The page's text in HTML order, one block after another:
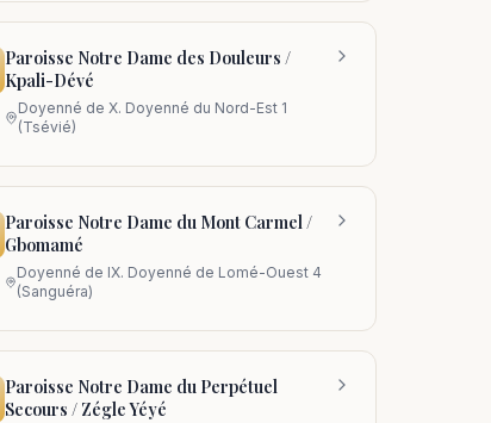
Paroisse Notre Dame des Douleurs /
Kpali-Dévé
Doyenné deX. Doyenné du Nord-Est 1
(Tsévié)
Paroisse Notre Dame du Mont Carmel /
Gbomamé
Doyenné de IX. Doyenné de Lomé-Ouest 4
(Sanguéra)
Paroisse Notre Dame du Perpétuel
Secours / Zégle Yéyé